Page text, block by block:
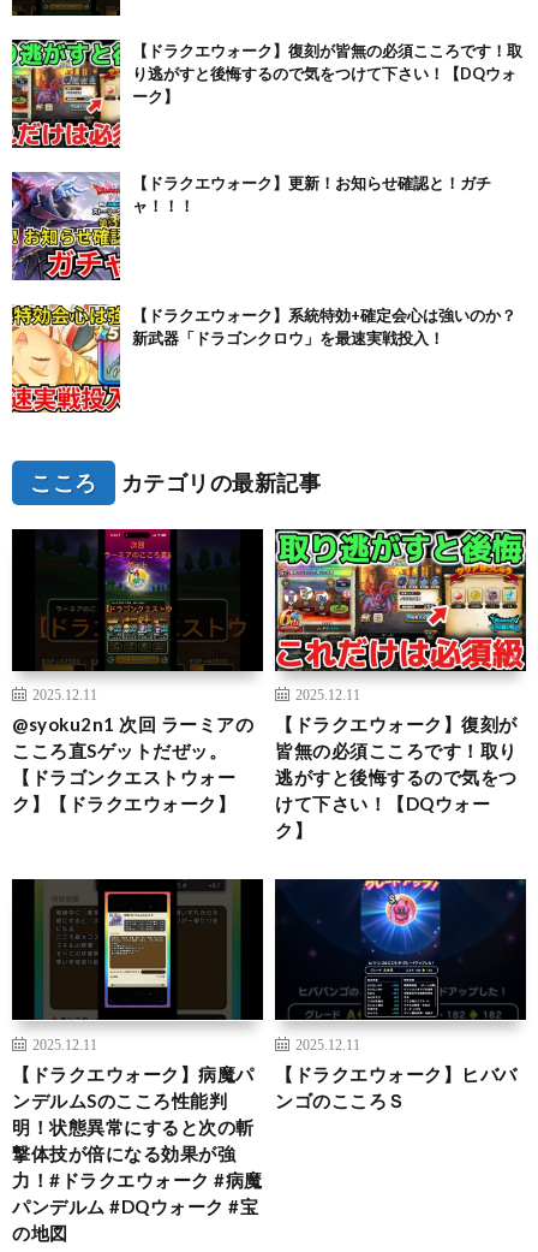
【ドラクエウォーク】復刻が皆無の必須こころです！取
り逃がすと後悔するので気をつけて下さい！【DQウォ
ーク】
【ドラクエウォーク】更新！お知らせ確認と！ガチ
ャ！！！
【ドラクエウォーク】系統特効+確定会心は強いのか？
新武器「ドラゴンクロウ」を最速実戦投入！
こころ カテゴリの最新記事
2025.12.11
@syoku2n1 次回 ラーミアの
こころ直Sゲットだぜッ。
【ドラゴンクエストウォー
ク】【ドラクエウォーク】
2025.12.11
【ドラクエウォーク】復刻が
皆無の必須こころです！取り
逃がすと後悔するので気をつ
けて下さい！【DQウォー
ク】
2025.12.11
【ドラクエウォーク】病魔パ
ンデルムSのこころ性能判
明！状態異常にすると次の斬
撃体技が倍になる効果が強
力！#ドラクエウォーク #病魔
パンデルム #DQウォーク #宝
の地図
2025.12.11
【ドラクエウォーク】ヒババ
ンゴのこころＳ